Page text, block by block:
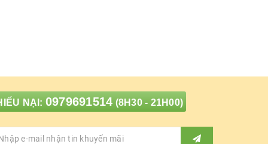
NẠI: 0979691514 (8H30 - 21H00)